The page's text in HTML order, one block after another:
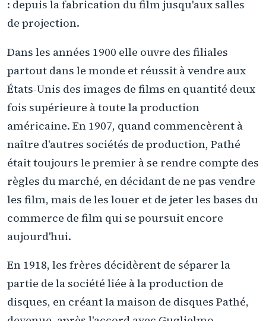
: depuis la fabrication du film jusqu'aux salles
de projection.
Dans les années 1900 elle ouvre des filiales
partout dans le monde et réussit à vendre aux
États-Unis des images de films en quantité deux
fois supérieure à toute la production
américaine. En 1907, quand commencèrent à
naître d'autres sociétés de production, Pathé
était toujours le premier à se rendre compte des
règles du marché, en décidant de ne pas vendre
les film, mais de les louer et de jeter les bases du
commerce de film qui se poursuit encore
aujourd'hui.
En 1918, les frères décidèrent de séparer la
partie de la société liée à la production de
disques, en créant la maison de disques Pathé,